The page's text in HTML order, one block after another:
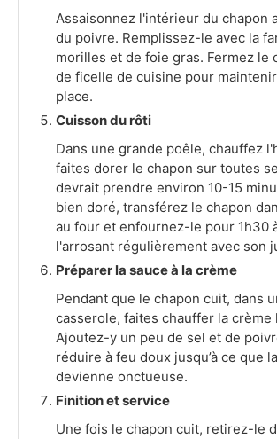
Assaisonnez l'intérieur du chapon
du poivre. Remplissez-le avec la
morilles et de foie gras. Fermez le
de ficelle de cuisine pour
place.
Cuisson du rôti
Dans une grande poêle, chauffez
faites dorer le chapon sur toutes
devrait prendre environ 10-15
bien doré, transférez le chapon
au four et enfournez-le pour 1h30
l'arrosant régulièrement avec son
Préparer la sauce à la crème
Pendant que le chapon cuit, dans
casserole, faites chauffer la crème
Ajoutez-y un peu de sel et de
réduire à feu doux jusqu’à ce que
devienne onctueuse.
Finition et service
Une fois le chapon cuit, retirez-le